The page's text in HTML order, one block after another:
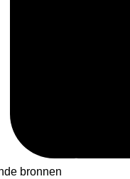
bronnen